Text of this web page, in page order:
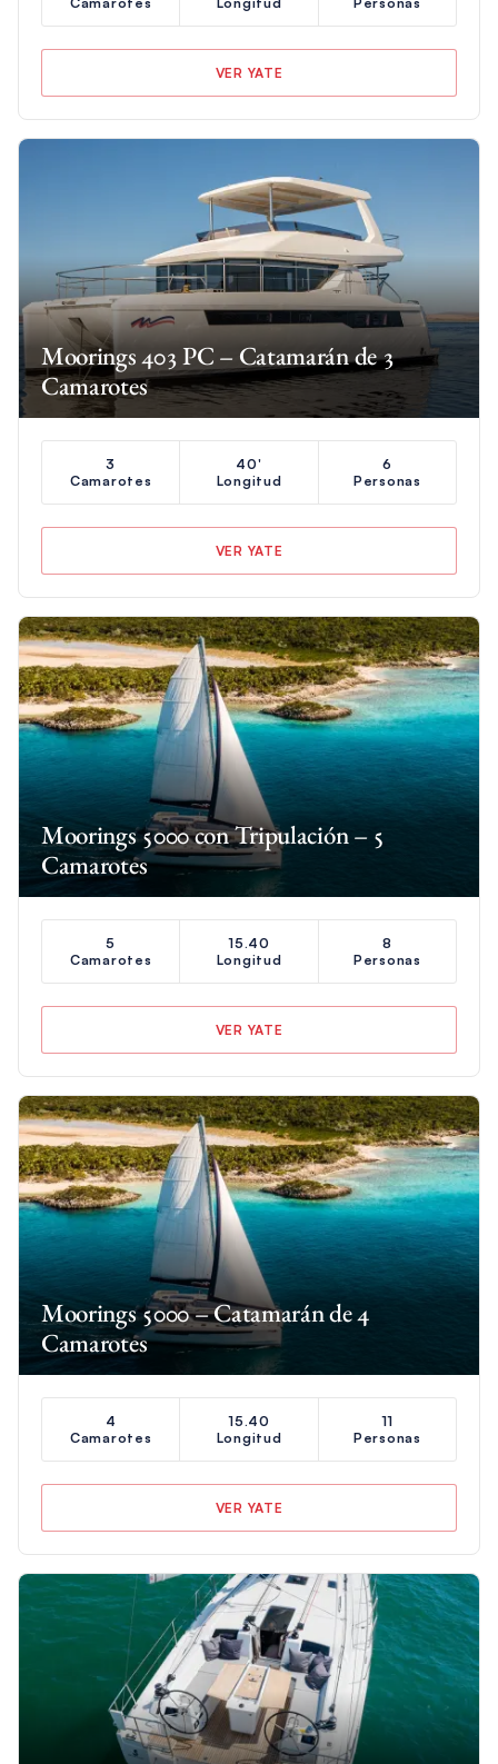
VER YATE
Moorings 403 PC – Catamarán de 3
Camarotes
3
Camarotes
40'
Longitud
6
Personas
VER YATE
Moorings 5000 con Tripulación – 5
Camarotes
5
Camarotes
15.40
Longitud
8
Personas
VER YATE
Moorings 5000 – Catamarán de 4
Camarotes
4
Camarotes
15.40
Longitud
11
Personas
VER YATE